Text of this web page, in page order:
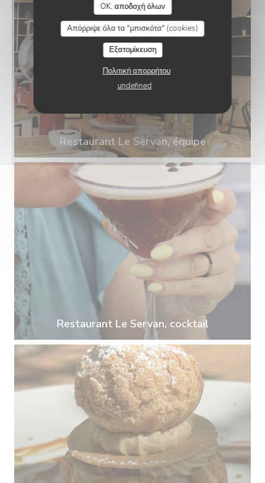
OK, αποδοχή όλων
Απόρριψε όλα τα "μπισκότα" (cookies)
Εξατομίκευση
Πολιτική απορρήτου
undefined
Restaurant Le Servan, équipe
Restaurant Le Servan, cocktail